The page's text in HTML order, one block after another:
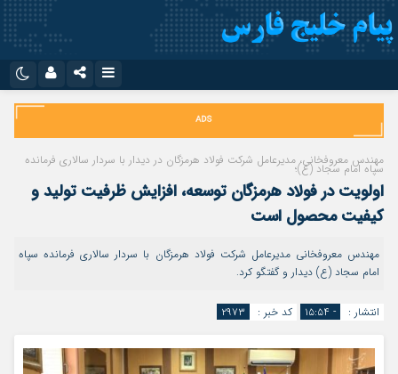
اینستاگرام
تلگرام
سروش
ایتا
آپارات
اپلیکیشن
نام کاربری یا نشانی ایمیل
رمز عبور
مرا به خاطر بسپار
مهندس معروفخانی، مدیرعامل شرکت فولاد هرمزگان در دیدار با سردار سالاری فرمانده
سپاه امام سجاد (ع)؛
اولویت در فولاد هرمزگان توسعه، افزایش ظرفیت تولید و
کیفیت محصول است
مهندس معروفخانی مدیرعامل شرکت فولاد هرمزگان با سردار سالاری فرمانده سپاه
امام سجاد (ع) دیدار و گفتگو کرد.
انتشار : - ۱۵:۵۴ کد خبر : ۲۹۷۳